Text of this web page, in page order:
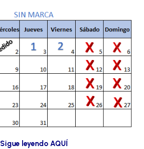
Sigue leyendo AQUÍ